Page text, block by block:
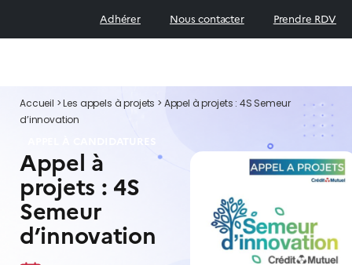
Adhérer Nous contacter Prendre RDV
Accueil >Les appels à projets > Appel à projets : 4S Semeur
d’innovation
APPEL À CANDIDATURES
Appel à
projets : 4S
Semeur
d’innovation